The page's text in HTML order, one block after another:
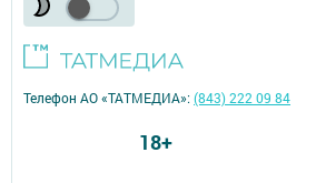
Телефон АО «ТАТМЕДИА»:(843) 222 09 84
18+